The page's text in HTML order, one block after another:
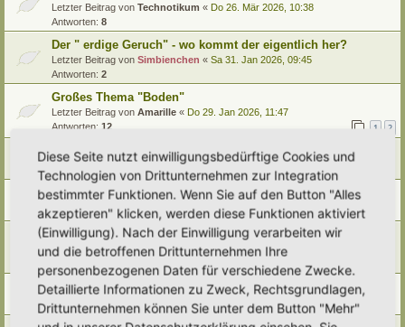
Letzter Beitrag von Technotikum « Do 26. Mär 2026, 10:38
Antworten: 8
Der " erdige Geruch" - wo kommt der eigentlich her?
Letzter Beitrag von Simbienchen « Sa 31. Jan 2026, 09:45
Antworten: 2
Großes Thema "Boden"
Letzter Beitrag von Amarille « Do 29. Jan 2026, 11:47
Antworten: 12 1 2
Boden des Jahres 2026 - Der Archivboden
Mi 17. Dez 2025, 11:51
Boden"Aufbereitung mit Erlen
Letzter Beitrag von Somnia Mo 8. Dez 2025, 10:37
Bedrohung für unser heimisches Bodenökosystem
Letzter Beitrag vonfarbenfroh «Fr 31. Jan 2025, 21:13
Antworten:
Bodenarten/ Bodentypen/ Bodenbestimmung
Letzter Beitrag von Simbienchen« Di 28. Jan 2025, 13:23
Diese Seite nutzt einwilligungsbedürftige Cookies und
Technologien von Drittunternehmen zur Integration
bestimmter Funktionen. Wenn Sie auf den Button "Alles
akzeptieren" klicken, werden diese Funktionen aktiviert
(Einwilligung). Nach der Einwilligung verarbeiten wir
und die betroffenen Drittunternehmen Ihre
personenbezogenen Daten für verschiedene Zwecke.
Detaillierte Informationen zu Zweck, Rechtsgrundlagen,
Drittunternehmen können Sie unter dem Button "Mehr"